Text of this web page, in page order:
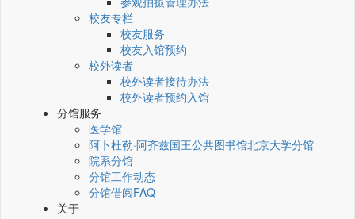
校友专栏
校友服务
校友入馆预约
校外读者
校外读者接待办法
校外读者预约入馆
分馆服务
医学馆
阿卜杜勒·阿齐兹国王公共图书馆北京大学分馆
院系分馆
分馆工作动态
分馆借阅FAQ
关于